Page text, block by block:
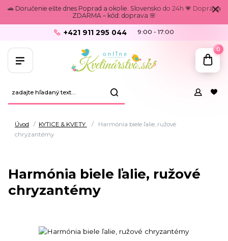
🚗 Doručenie ešte dnes Poprad a okolie. Slovensko do 24h 💗 Doprava
ZDARMA – kód: doprava 🌸
+421 911 295 044 9:00 - 17:00
0
Úvod KYTICE & KVETY
Harmónia biele ľalie, ružové
chryzantémy
Harmónia biele ľalie, ružové
chryzantémy